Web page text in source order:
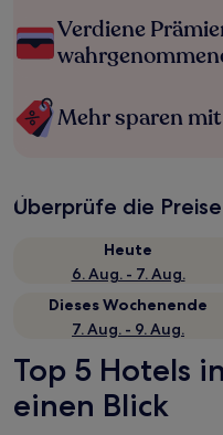
Verdiene
Mehr sparen
Überprüfe die
Heute
6. Aug. - 7. Aug.
Dieses Wochenende
7. Aug. - 9. Aug.
Top 5 Hotels
einen Blick